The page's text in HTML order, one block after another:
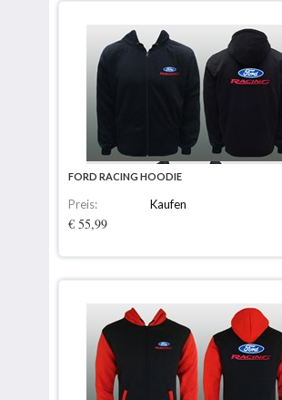
FORD RACING HOODIE
Preis:
€ 55,99
Kaufen